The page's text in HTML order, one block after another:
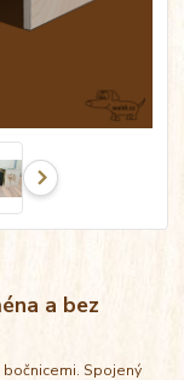
a bez
bočnicemi. Spojený